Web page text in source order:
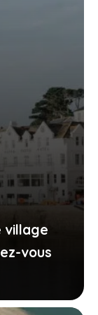
village
vous